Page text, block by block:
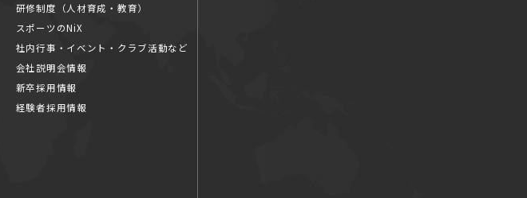
研修制度（人材育成・教育）
スポーツのNiX
社内行事・イベント・クラブ活動など
会社説明会情報
新卒採用情報
経験者採用情報